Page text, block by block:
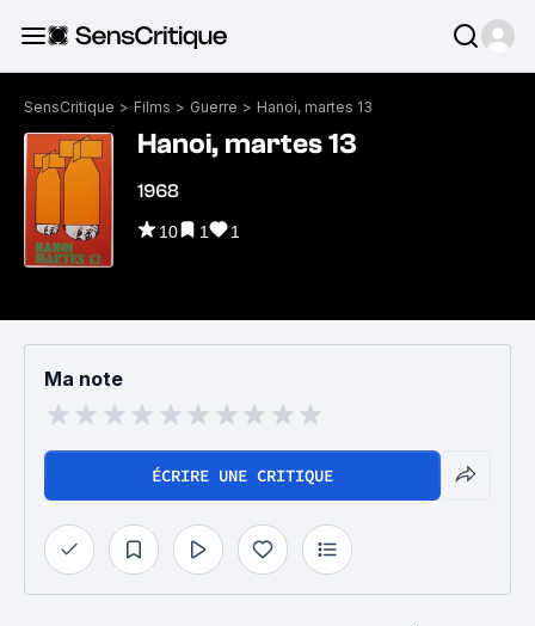
SensCritique > Films > Guerre > Hanoi, martes 13
Hanoi, martes 13
1968
10 1 1
Ma note
ÉCRIRE UNE CRITIQUE